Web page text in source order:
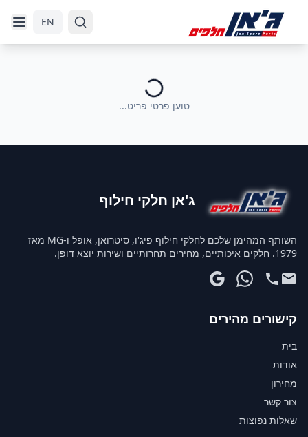
EN
טוען פרטי פריט...
ג'אן חלקי חילוף
השותף המהימן שלכם לחלקי חילוף פיג'ו, סיטרואן, אופל ו-MG מאז
1979. חלקים איכותיים, מחירים תחרותיים ושירות יוצא דופן.
קישורים מהירים
בית
אודות
מחירון
צור קשר
שאלות נפוצות